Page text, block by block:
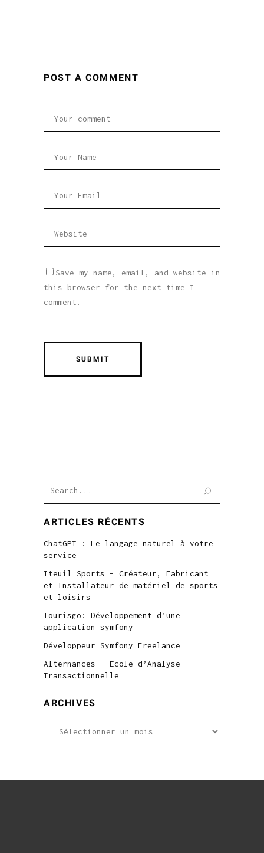
POST A COMMENT
Save my name, email, and website in
this browser for the next time I
comment.
ARTICLES RÉCENTS
ChatGPT : Le langage naturel à votre
service
Iteuil Sports – Créateur, Fabricant
et Installateur de matériel de sports
et loisirs
Tourisgo: Développement d’une
application symfony
Développeur Symfony Freelance
Alternances – Ecole d’Analyse
Transactionnelle
ARCHIVES